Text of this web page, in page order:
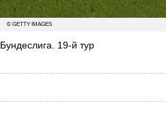
© GETTY IMAGES
Бундеслига. 19-й тур